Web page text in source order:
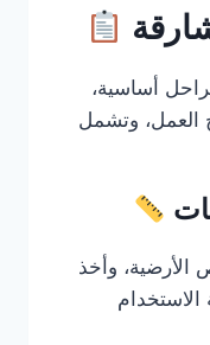
أساسية،
العمل، وتشمل
الأرضية، وأخذ
الاستخدام